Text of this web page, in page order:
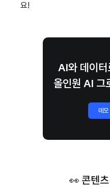
요!
AI와 데이터
올인원 AI 그
데모
👀 콘텐츠